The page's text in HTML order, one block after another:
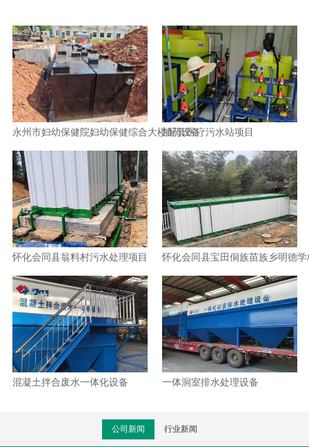
永州市妇幼保健院妇幼保健综合大楼配套医疗污水站项目
加药设备
怀化会同县翁料村污水处理项目 怀化会同县宝田侗族苗族乡明德
混凝土拌合废水一体化设备 一体洞室排水处理设备
公司新闻 行业新闻